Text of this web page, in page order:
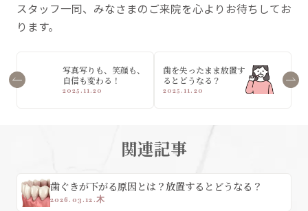
スタッフ一同、みなさまのご来院を心よりお待ちしてお
ります。
写真写りも、笑顔も、
自信も変わる！
2025.11.20
歯を失ったまま放置す
るとどうなる？
2025.11.20
関連記事
歯ぐきが下がる原因とは？放置するとどうなる？
2026.03.12.木